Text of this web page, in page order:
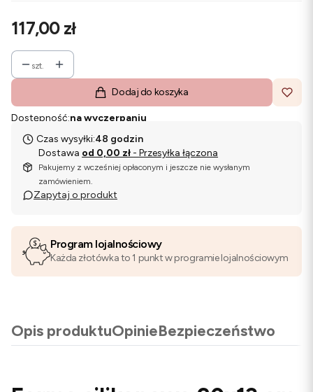
Cena
117,00 zł
szt.
Dodaj do koszyka
Dostępność:na wyczerpaniu
Czas wysyłki:48 godzin
Dostawa od 0,00 zł - Przesyłka łączona
Pakujemy z wcześniej opłaconym i jeszcze nie wysłanym
zamówieniem.
Zapytaj o produkt
Program lojalnościowy
Każda złotówka to 1 punkt w programie lojalnościowym
Opis produktuOpinieBezpieczeństwo